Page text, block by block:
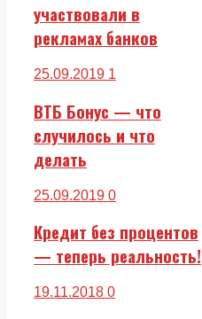
участвовали в
рекламах банков
25.09.2019 1
ВТБ Бонус — что
случилось и что
делать
25.09.2019 0
Кредит без процентов
— теперь реальность!
19.11.2018 0